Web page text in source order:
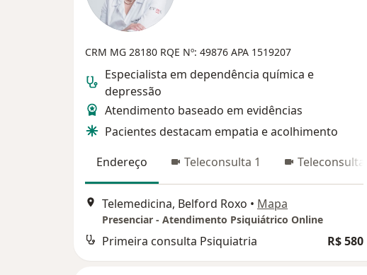
CRM MG 28180 RQE Nº: 49876 APA 1519207
Especialista em dependência química e
depressão
Atendimento baseado em evidências
Pacientes destacam empatia e acolhimento
Endereço
Teleconsulta 1 Teleconsulta 2
Telemedicina, Belford Roxo • Mapa
Presenciar - Atendimento Psiquiátrico Online
Primeira consulta Psiquiatria R$ 580